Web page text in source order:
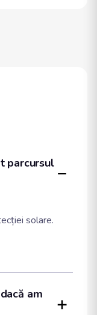
parcursul
solare.
am